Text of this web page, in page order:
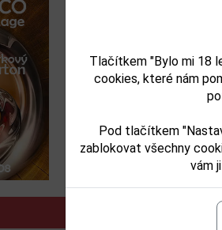
Tlačítkem "Bylo mi 18
cookies, které nám
Pod tlačítkem
zablokovat všechny
vám